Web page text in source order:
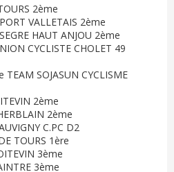
2ème
VALLETAIS 2ème
HAUT ANJOU 2ème
CYCLISTE CHOLET 49
SOJASUN CYCLISME
2ème
2ème
C.PC D2
TOURS 1ère
3ème
3ème